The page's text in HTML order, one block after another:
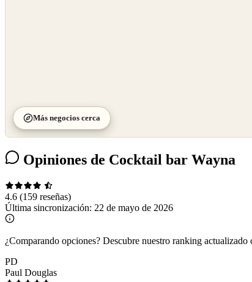
Más negocios cerca
Opiniones de Cocktail bar Wayna
4.6 (159 reseñas)
Última sincronización: 22 de mayo de 2026
¿Comparando opciones? Descubre nuestro ranking actualizado
PD
Paul Douglas